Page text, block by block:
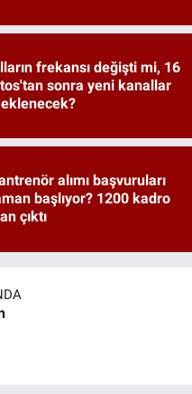
frekansı değişti mi, 16
sonra yeni kanallar
eklenecek?
alımı başvuruları
başlıyor? 1200 kadro
çıktı